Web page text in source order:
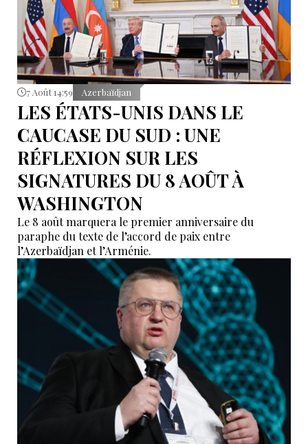
7 Août 14:59 Azerbaïdjan
LES ÉTATS-UNIS DANS LE
CAUCASE DU SUD : UNE
RÉFLEXION SUR LES
SIGNATURES DU 8 AOÛT À
WASHINGTON
Le 8 août marquera le premier anniversaire du
paraphe du texte de l’accord de paix entre
l’Azerbaïdjan et l’Arménie.